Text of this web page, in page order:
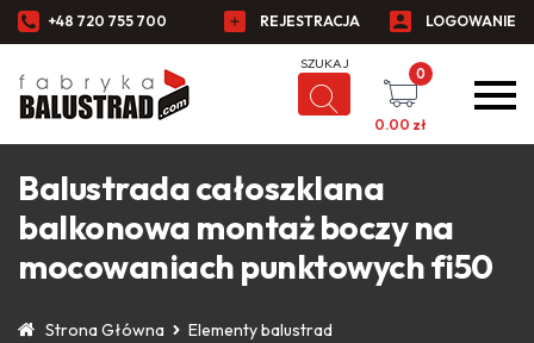
+48 720 755 700 REJESTRACJA LOGOWANIE
0
0.00 zł
Balustrada całoszklana
balkonowa montaż boczy na
mocowaniach punktowych fi50
Strona Główna
Elementy balustrad